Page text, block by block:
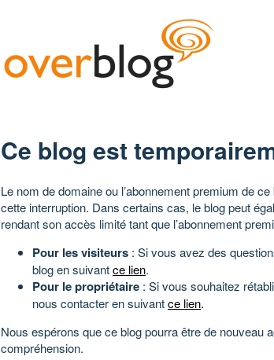
Ce blog est
Le nom de domaine ou l’abonnement premium de
cette interruption. Dans certains cas, le blog peut
rendant son accès limité tant que l’abonnement
Pour les visiteurs : Si vous avez des
blog en suivantce lien.
Pour le propriétaire : Si vous souhaitez
nous contacter en suivantce lien.
Nous espérons que ce blog pourra être de nouveau
compréhension.